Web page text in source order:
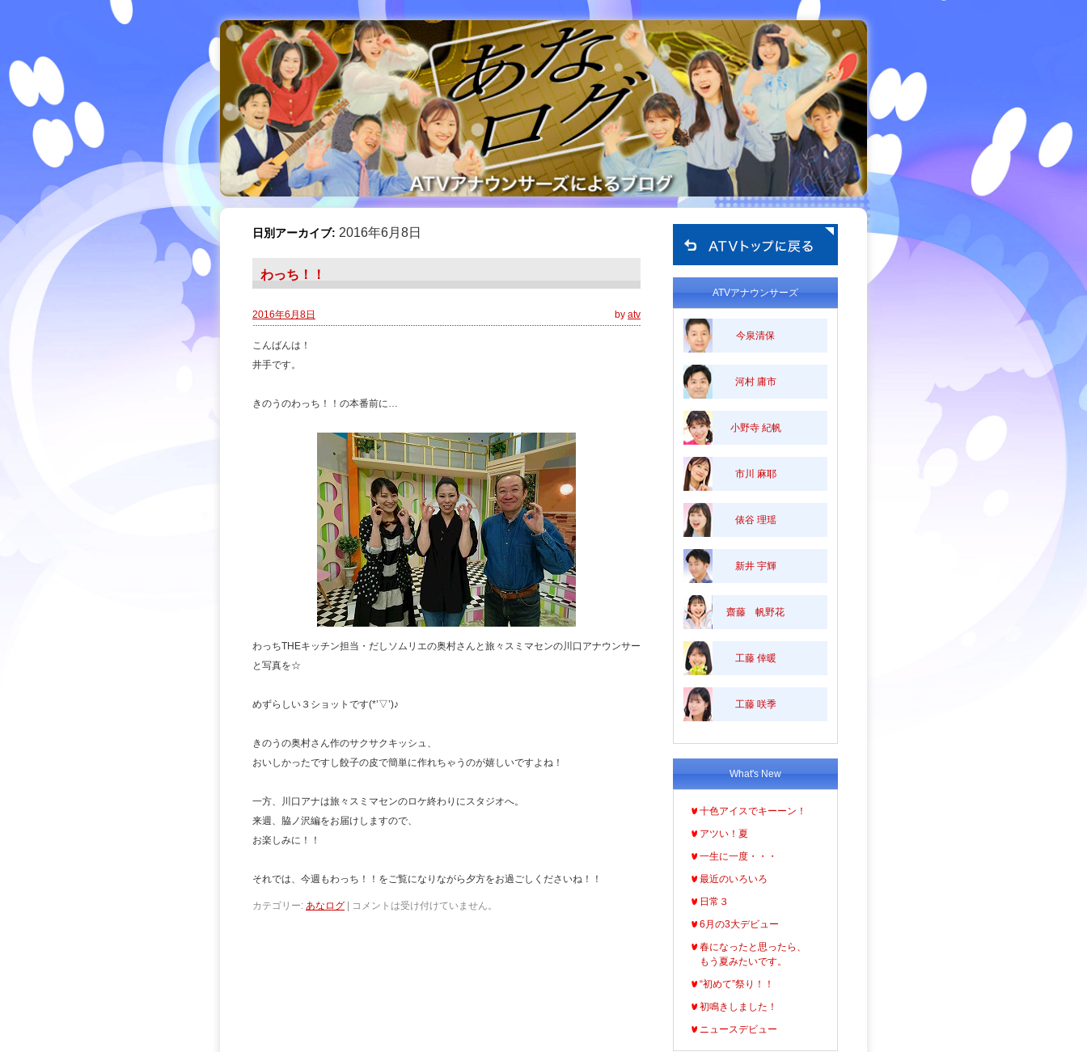
日別アーカイブ: 2016年6月8日
わっち！！
2016年6月8日 by atv
こんばんは！
井手です。
きのうのわっち！！の本番前に…
わっちTHEキッチン担当・だしソムリエの奥村さんと旅々スミマセンの川口アナウンサー
と写真を☆
めずらしい３ショットです(*’▽’)♪
きのうの奥村さん作のサクサクキッシュ、
おいしかったですし餃子の皮で簡単に作れちゃうのが嬉しいですよね！
一方、川口アナは旅々スミマセンのロケ終わりにスタジオへ。
来週、脇ノ沢編をお届けしますので、
お楽しみに！！
それでは、今週もわっち！！をご覧になりながら夕方をお過ごしくださいね！！
カテゴリー: あなログ コメントは受け付けていません。
ATVアナウンサーズ
今泉清保
河村 庸市
小野寺 紀帆
市川 麻耶
俵谷 理瑶
新井 宇輝
齋藤 帆野花
工藤 倖暖
工藤 咲季
What's New
十色アイスでキーーン！
アツい！夏
一生に一度・・・
最近のいろいろ
日常３
6月の3大デビュー
春になったと思ったら、
もう夏みたいです。
“初めて”祭り！！
初鳴きしました！
ニュースデビュー